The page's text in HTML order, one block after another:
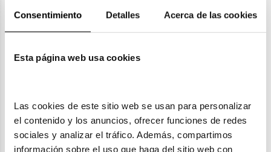
Consentimiento Detalles Acerca de las cookies
Esta página web usa cookies
Las cookies de este sitio web se usan para personalizar
el contenido y los anuncios, ofrecer funciones de redes
sociales y analizar el tráfico. Además, compartimos
información sobre el uso que haga del sitio web con
También te puede gustar